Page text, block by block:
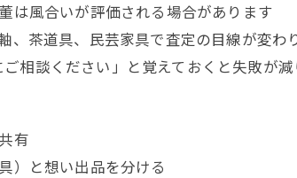
は風合いが評価される場合があります
、茶道具、民芸家具で査定の目線が変わ
相談ください」と覚えておくと失敗が減
有
）と想い出品を分ける